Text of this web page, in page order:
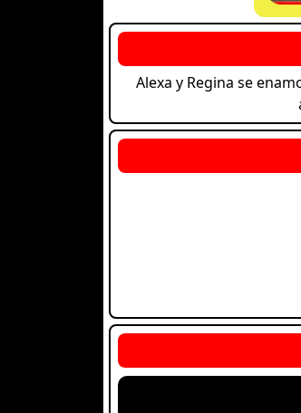
Alexa y Regina se